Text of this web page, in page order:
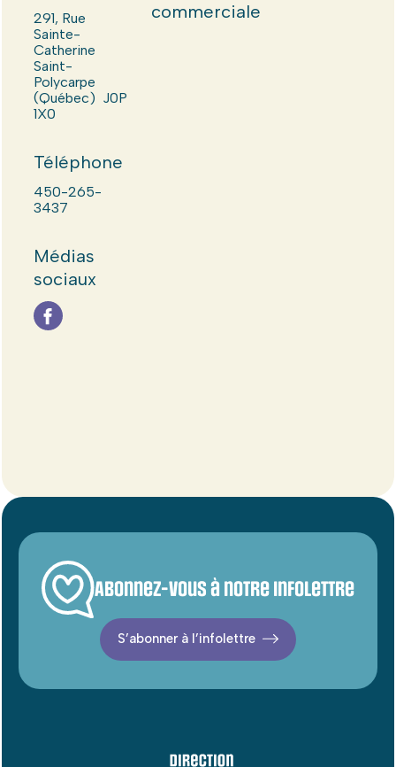
291, Rue
Sainte-
Catherine
Saint-
Polycarpe
(Québec) J0P
1X0
Téléphone
450-265-
3437
Médias
sociaux
commerciale
Abonnez-vous à notre infolettre
S’abonner à l’infolettre